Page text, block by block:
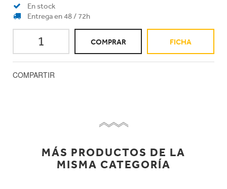
En stock
Entrega en 48 / 72h
COMPRAR FICHA
COMPARTIR
MÁS PRODUCTOS DE LA
MISMA CATEGORÍA